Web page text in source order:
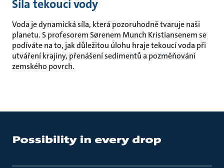
Síla tekoucí vody
Voda je dynamická síla, která pozoruhodně tvaruje naši
planetu. S profesorem Sørenem Munch Kristiansenem se
podíváte na to, jak důležitou úlohu hraje tekoucí voda při
utváření krajiny, přenášení sedimentů a pozměňování
zemského povrch.